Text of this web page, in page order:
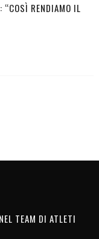
“COSÌ RENDIAMO IL
TEAM DI ATLETI